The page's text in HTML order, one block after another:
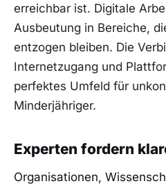
erreichbar ist. Digitale
Ausbeutung in Bereiche,
entzogen bleiben. Die
Internetzugang und
perfektes Umfeld für
Minderjähriger.
Experten fordern
Organisationen,